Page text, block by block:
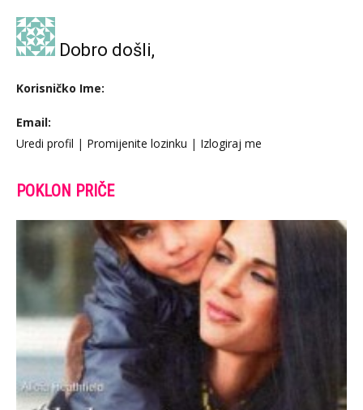
Dobro došli,
Korisničko Ime:
Email:
Uredi profil | Promijenite lozinku | Izlogiraj me
POKLON PRIČE